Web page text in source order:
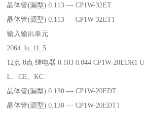
晶体管(漏型) 0.113 --- CP1W-32ET
晶体管(源型) 0.113 --- CP1W-32ET1
输入输出单元
2064_lu_11_5
12点 8点 继电器 0.103 0.044 CP1W-20EDR1
L、CE、KC
晶体管(漏型) 0.130 --- CP1W-20EDT
晶体管(源型) 0.130 --- CP1W-20EDT1